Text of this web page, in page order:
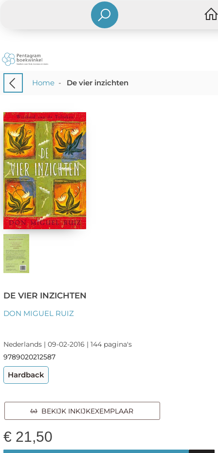
Home- De vier inzichten
DE VIER INZICHTEN
DON MIGUEL RUIZ
Nederlands | 09-02-2016 | 144 pagina's
9789020212587
Hardback
BEKIJK INKIJKEXEMPLAAR
€ 21,50